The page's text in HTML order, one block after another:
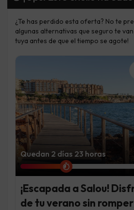
¿Te has perdido esta oferta? No te
algunas alternativas que seguro te van
tuya antes de que el tiempo se agote!
Quedan 2 días 23 horas
¡Escapada a Salou!
de tu verano sin